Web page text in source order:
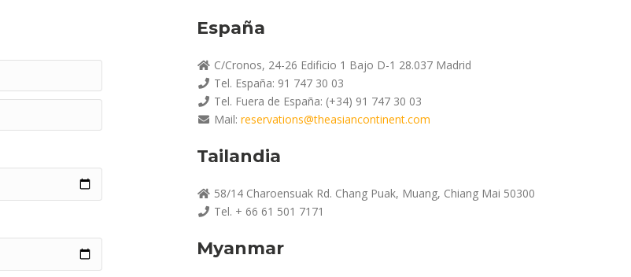
España
C/Cronos, 24-26 Edificio 1 Bajo D-1 28.037 Madrid
Tel. España: 91 747 30 03
Tel. Fuera de España: (+34) 91 747 30 03
Mail: reservations@theasiancontinent.com
Tailandia
58/14 Charoensuak Rd. Chang Puak, Muang, Chiang Mai 50300
Tel. + 66 61 501 7171
Myanmar